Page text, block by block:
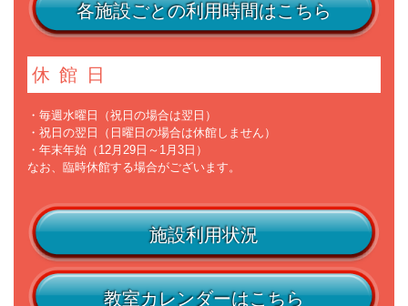
各施設ごとの利用時間はこちら
休館日
・毎週水曜日（祝日の場合は翌日）
・祝日の翌日（日曜日の場合は休館しません）
・年末年始（12月29日～1月3日）
なお、臨時休館する場合がございます。
施設利用状況
教室カレンダーはこちら